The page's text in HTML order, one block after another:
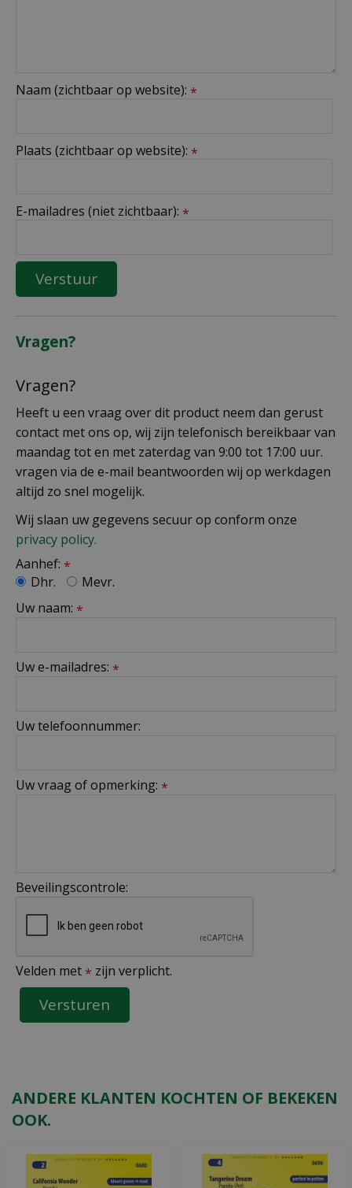
Naam (zichtbaar op website): *
Plaats (zichtbaar op website): *
E-mailadres (niet zichtbaar): *
Vragen?
Vragen?
Heeft u een vraag over dit product neem dan gerust
contact met ons op, wij zijn telefonisch bereikbaar van
maandag tot en met zaterdag van 9:00 tot 17:00 uur.
vragen via de e-mail beantwoorden wij op werkdagen
altijd zo snel mogelijk.
Wij slaan uw gegevens secuur op conform onze
privacy policy.
Aanhef: *
Dhr.
Mevr.
Uw naam: *
Uw e-mailadres: *
Uw telefoonnummer:
Uw vraag of opmerking: *
Beveilingscontrole:
Velden met * zijn verplicht.
ANDERE KLANTEN KOCHTEN OF BEKEKEN
OOK.